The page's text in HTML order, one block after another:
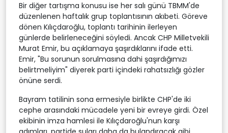
Bir diğer tartışma konusu ise her salı günü TBMM'de
düzenlenen haftalık grup toplantısının akıbeti. Göreve
dönen Kılıçdaroğlu, toplantı tarihinin ilerleyen
günlerde belirleneceğini söyledi. Ancak CHP Milletvekili
Murat Emir, bu açıklamaya şaşırdıklarını ifade etti.
Emir, "Bu sorunun sorulmasına dahi şaşırdığımızı
belirtmeliyim" diyerek parti içindeki rahatsızlığı gözler
önüne serdi.
Bayram tatilinin sona ermesiyle birlikte CHP'de iki
cephe arasındaki mücadele yeni bir evreye girdi. Özel
ekibinin imza hamlesi ile Kılıçdaroğlu'nun karşı